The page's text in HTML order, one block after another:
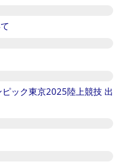
ック東京2025陸上競技 出